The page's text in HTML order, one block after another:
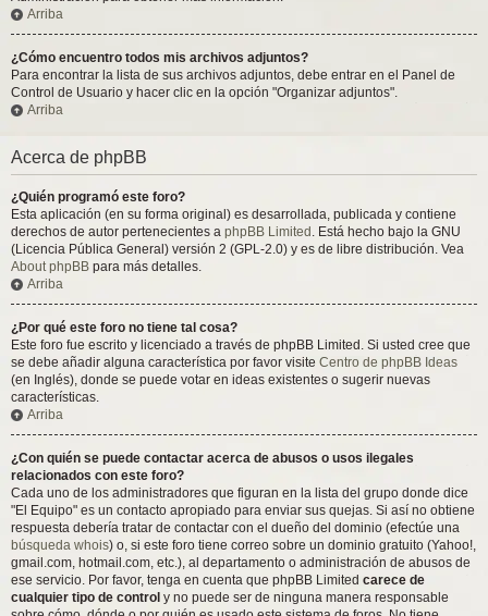
Arriba
¿Cómo encuentro todos mis archivos adjuntos?
Para encontrar la lista de sus archivos adjuntos, debe entrar en el Panel de
Control de Usuario y hacer clic en la opción "Organizar adjuntos".
Arriba
Acerca de phpBB
¿Quién programó este foro?
Esta aplicación (en su forma original) es desarrollada, publicada y contiene
derechos de autor pertenecientes a phpBB Limited . Está hecho bajo la GNU
(Licencia Pública General) versión 2 (GPL-2.0) y es de libre distribución. Vea
About phpBB para más detalles.
Arriba
¿Por qué este foro no tiene tal cosa?
Este foro fue escrito y licenciado a través de phpBB Limited. Si usted cree que
se debe añadir alguna característica por favor visite Centro de phpBB Ideas
(en Inglés), donde se puede votar en ideas existentes o sugerir nuevas
características.
Arriba
¿Con quién se puede contactar acerca de abusos o usos ilegales
relacionados con este foro?
Cada uno de los administradores que figuran en la lista del grupo donde dice
"El Equipo" es un contacto apropiado para enviar sus quejas. Si así no obtiene
respuesta debería tratar de contactar con el dueño del dominio (efectúe una
búsqueda whois) o, si este foro tiene correo sobre un dominio gratuito (Yahoo!,
gmail.com, hotmail.com, etc.), al departamento o administración de abusos de
ese servicio. Por favor, tenga en cuenta que phpBB Limited carece de
cualquier tipo de control y no puede ser de ninguna manera responsable